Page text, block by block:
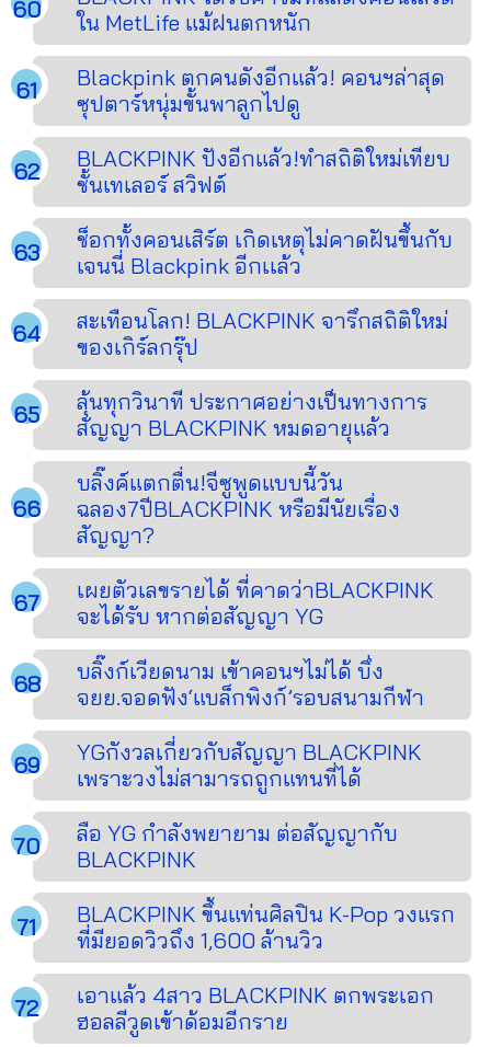
ใน MetLife แม้ฝนตกหนัก
Blackpink ตกคนดังอีกแล้ว! คอนฯล่าสุด
ซุปตาร์หนุ่มขั้นพาลูกไปดู
BLACKPINK ปังอีกแล้ว!ทำสถิติใหม่เทียบ
ชั้นเทเลอร์ สวิฟต์
ช็อกทั้งคอนเสิร์ต เกิดเหตุไม่คาดฝันขึ้นกับ
เจนนี่ Blackpink อีกเเล้ว
สะเทือนโลก! BLACKPINK จารึกสถิติใหม่
ของเกิร์ลกรุ๊ป
ลุ้นทุกวินาที ประกาศอย่างเป็นทางการ
สัญญา BLACKPINK หมดอายุแล้ว
บลิ๊งค์แตกตื่น!จีซูพูดแบบนี้วัน
ฉลอง7ปีBLACKPINK หรือมีนัยเรื่อง
สัญญา?
เผยตัวเลขรายได้ ที่คาดว่าBLACKPINK
จะได้รับ หากต่อสัญญา YG
บลิ๊งก์เวียดนาม เข้าคอนฯไม่ได้ บึ่ง
จยย.จอดฟัง‘แบล็กพิงก์’รอบสนามกีฬา
YGกังวลเกี่ยวกับสัญญา BLACKPINK
เพราะวงไม่สามารถถูกแทนที่ได้
ลือ YG กำลังพยายาม ต่อสัญญากับ
BLACKPINK
BLACKPINK ขึ้นแท่นศิลปิน K-Pop วงแรก
ที่มียอดวิวถึง 1,600 ล้านวิว
เอาแล้ว 4สาว BLACKPINK ตกพระเอก
ฮอลลีวูดเข้าด้อมอีกราย